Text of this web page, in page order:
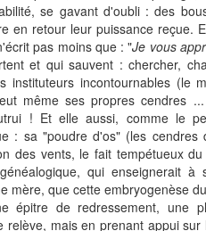
se gavant d'oubli : des
en retour leur puissance reçue.
pas moins que : "Je vous
et qui sauvent : chercher,
instituteurs incontournables (le
même ses propres cendres
! Et elle aussi, comme le
: sa "poudre d'os" (les
des vents, le fait tempétueux
qui enseignerait
mère, que cette embryogenèse
épitre de redressement, une
relève, mais en prenant appui